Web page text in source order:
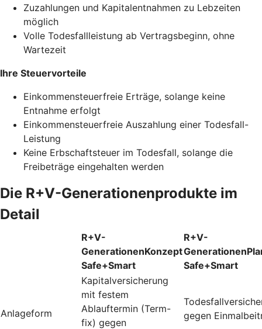
Zuzahlungen und Kapitalentnahmen zu Lebzeiten
möglich
Volle Todesfallleistung ab Vertragsbeginn, ohne
Wartezeit
Ihre Steuervorteile
Einkommensteuerfreie Erträge, solange keine
Entnahme erfolgt
Einkommensteuerfreie Auszahlung einer Todesfall-
Leistung
Keine Erbschaftsteuer im Todesfall, solange die
Freibeträge eingehalten werden
Die R+V-Generationenprodukte im
Detail
R+V-
GenerationenKonzept
Safe+Smart
R+V-
Safe+Smart
Anlageform
Kapitalversicherung
mit festem
Ablauftermin (Term-
fix) gegen
gegen